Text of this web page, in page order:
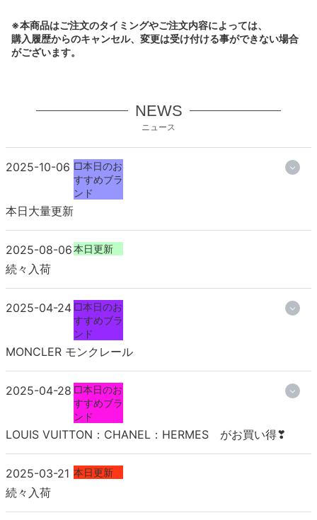
※本商品はご注文のタイミングやご注文内容によっては、
購入履歴からのキャンセル、変更は受け付ける事ができない場合
がございます。
NEWS
ニュース
2025-10-06 □本日のお
すすめブラ
ンド
本日大量更新
2025-08-06本日更新
続々入荷
2025-04-24 □本日のお
すすめブラ
ンド
MONCLER モンクレール
2025-04-28 □本日のお
すすめブラ
ンド
LOUIS VUITTON：CHANEL：HERMES がお買い得❣
2025-03-21 本日更新
続々入荷